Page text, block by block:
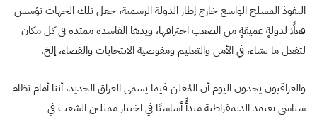
النفوذ المسلح الواسع خارج إطار الدولة الرسمية، جعل تلك الجهات تؤسس
فعلًا لدولةٍ عميقةٍ من الصعب اختراقها، ويدها الفاسدة ممتدة في كل مكان
لتفعل ما تشاء، في الأمن والتعليم ومفوضية الانتخابات والقضاء، إلخ.
والعراقيون يجدون اليوم أن المُعلن فيما يسمى العراق الجديد، أننا أمام نظام
سياسي يعتمد الديمقراطية مبدأً أساسيًا في اختيار ممثلين الشعب في